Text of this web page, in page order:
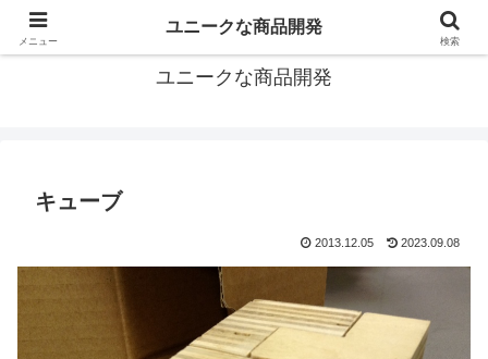
メイク・ア・ボックスは創造的な中小企業だから開発もユニークですよ。
ユニークな商品開発
キューブ
2013.12.05 2023.09.08
メニュー
ユニークな商品開発
検索